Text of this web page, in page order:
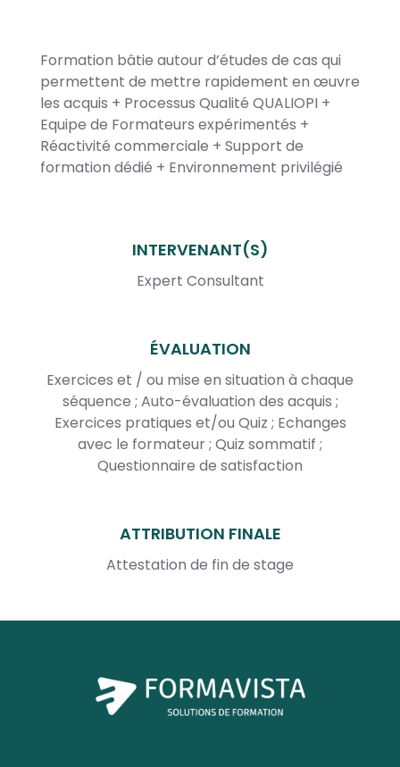
Formation bâtie autour d’études de cas qui
permettent de mettre rapidement en œuvre
les acquis + Processus Qualité QUALIOPI +
Equipe de Formateurs expérimentés +
Réactivité commerciale + Support de
formation dédié + Environnement privilégié
INTERVENANT(S)
Expert Consultant
ÉVALUATION
Exercices et / ou mise en situation à chaque
séquence ; Auto-évaluation des acquis ;
Exercices pratiques et/ou Quiz ; Echanges
avec le formateur ; Quiz sommatif ;
Questionnaire de satisfaction
ATTRIBUTION FINALE
Attestation de fin de stage